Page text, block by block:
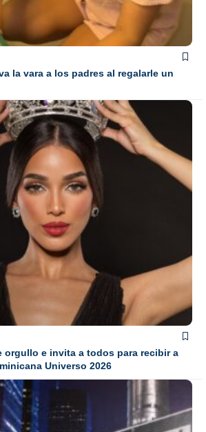
la vara a los padres al regalarle un
orgullo e invita a todos para recibir a
Universo 2026